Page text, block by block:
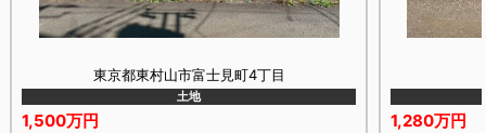
東京都東村山市富士見町4丁目
土地
1,500万円 1,280万円